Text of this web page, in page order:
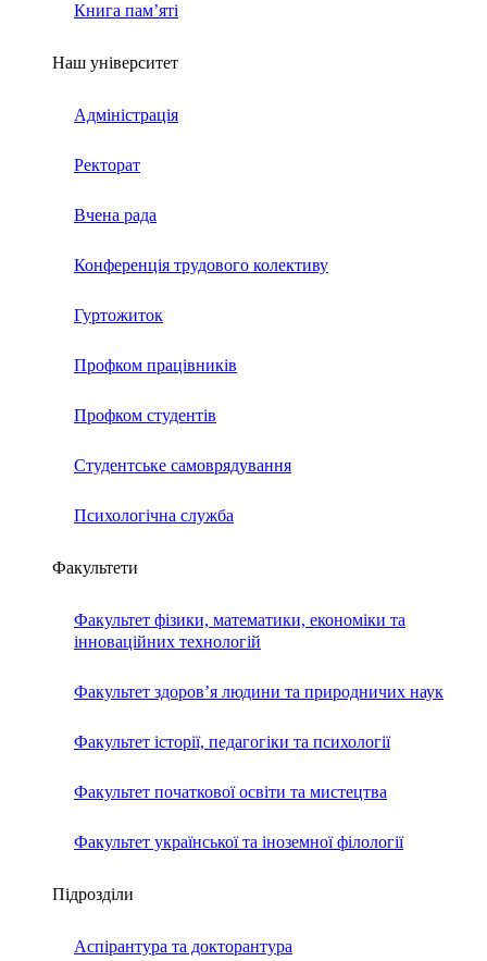
Книга пам’яті
Наш університет
Адміністрація
Ректорат
Вчена рада
Конференція трудового колективу
Гуртожиток
Профком працівників
Профком студентів
Студентське самоврядування
Психологічна служба
Факультети
Факультет фізики, математики, економіки та
інноваційних технологій
Факультет здоров’я людини та природничих наук
Факультет історії, педагогіки та психології
Факультет початкової освіти та мистецтва
Факультет української та іноземної філології
Підрозділи
Аспірантура та докторантура